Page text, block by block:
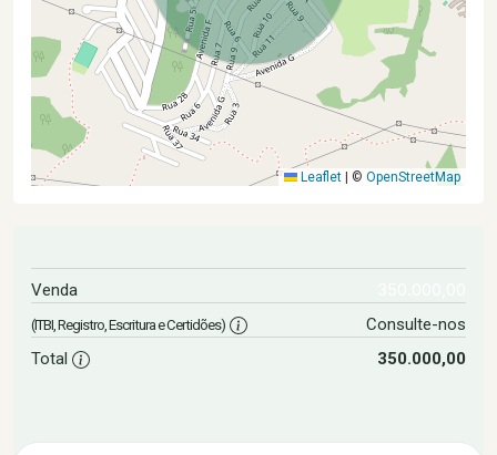
Leaflet © OpenStreetMap
Venda
(ITBI, Registro, Escritura e Certidões)
Consulte-nos
Total
350.000,00